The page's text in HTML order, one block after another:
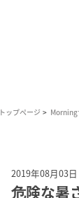
トップページ Morning
2019年08月03日
危険な